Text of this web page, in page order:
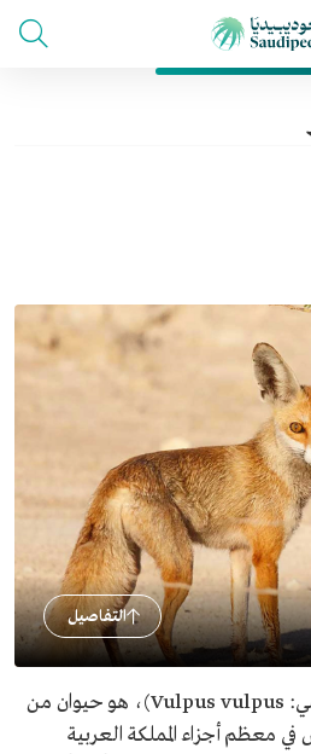
التفاصيل
(الاسم العلمي: Vulpus vulpus)، هو حيوان من
معظم أجزاء المملكة العربية